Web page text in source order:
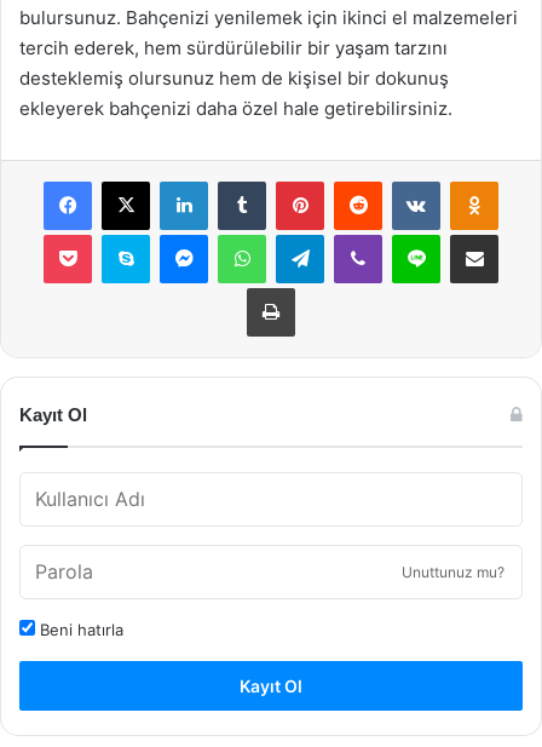
bulursunuz. Bahçenizi yenilemek için ikinci el malzemeleri
tercih ederek, hem sürdürülebilir bir yaşam tarzını
desteklemiş olursunuz hem de kişisel bir dokunuş
ekleyerek bahçenizi daha özel hale getirebilirsiniz.
Facebook
X LinkedInTumblr PinterestReddit VKontakte
Pocket Skype MessengerWhatsAppTelegramViber Line E-Posta ile
Yazdır
Kayıt Ol
Unuttunuz mu?
Beni hatırla
Kayıt Ol